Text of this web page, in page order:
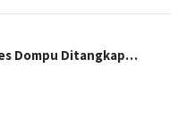
Dompu Ditangkap…